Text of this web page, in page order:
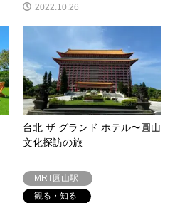
2022.10.26
台北 ザ グランド ホテル〜圓山
文化探訪の旅
MRT圓山駅
観る・知る